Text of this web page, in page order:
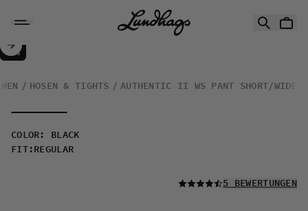
Authentic II Ws Pant Short/Wide
VERKAUF
50%
HOSEN & TIGHTS AUTHENTIC II WS PANT SHORT/WIDE
COLOR :
BLACK
FIT: REGULAR
LESEN SIE ALLE
5 BEWERTUNGEN